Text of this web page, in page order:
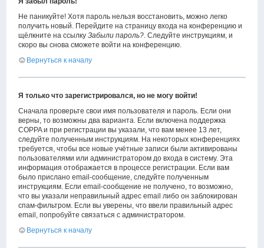
Не паникуйте! Хотя пароль нельзя восстановить, можно легко
получить новый. Перейдите на страницу входа на конференцию и
щёлкните на ссылкуЗабыли пароль?. Следуйте инструкциям, и
скоро вы снова сможете войти на конференцию.
Вернуться к началу
Я только что зарегистрировался, но не могу войти!
Сначала проверьте свои имя пользователя и пароль. Если они
верны, то возможны два варианта. Если включена поддержка
COPPA и при регистрации вы указали, что вам менее 13 лет,
следуйте полученным инструкциям. На некоторых конференциях
требуется, чтобы все новые учётные записи были активированы
пользователями или администратором до входа в систему. Эта
информация отображается в процессе регистрации. Если вам
было прислано email-сообщение, следуйте полученным
инструкциям. Если email-сообщение не получено, то возможно,
что вы указали неправильный адрес email либо он заблокирован
спам-фильтром. Если вы уверены, что ввели правильный адрес
email, попробуйте связаться с администратором.
Вернуться к началу